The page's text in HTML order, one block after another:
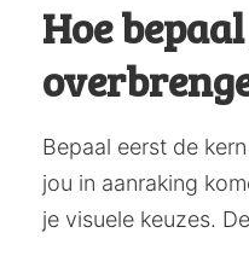
Hoe
Bepaal eerst de
jou in aanraking
je visuele keuzes.